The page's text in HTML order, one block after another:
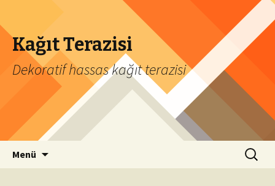
Kağıt Terazisi
Dekoratif hassas kağıt terazisi
Menü Arama: